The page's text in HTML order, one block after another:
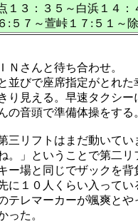
１３：３５～白浜１４
:５７～萱峠１７:５１～
Ｎさんと待ち合わせ。
並びで座席指定がとれ
り見える。早速タクシ
の音頭で準備体操をする
三リフトはまだ動いて
。」ということで第二
ー場と同じでザックを
に１０人くらい入って
テレマーカーが颯爽と
った。